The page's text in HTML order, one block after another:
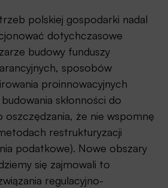
polskiej gospodarki nadal
dotychczasowe
budowy funduszy
sposobów
proinnowacyjnych
skłonności do
oszczędzania, że nie wspomnę
restrukturyzacji
podatkowe). Nowe obszary
się zajmowali to
regulacyjno-